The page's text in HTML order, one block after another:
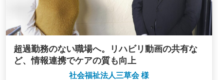
超過勤務のない職場へ。リハビリ動画の共有な
ど、情報連携でケアの質も向上
社会福祉法人三草会 様